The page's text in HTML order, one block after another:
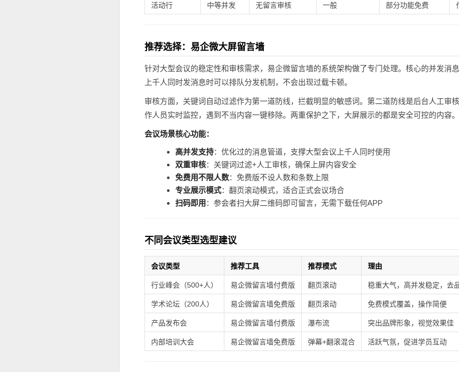
活动行 中等并发 无留言审核 一般 部分功能免费
推荐选择：易企微大屏留言墙
针对大型会议的稳定性和审核需求，易企微留言墙的系统架构做了专门处理。核心的并发消
上千人同时发消息时可以排队分发机制，不会出现过载卡顿。
审核方面，关键词自动过滤作为第一道防线，拦截明显的敏感词。第二道防线是后台人工审
作人员实时监控，遇到不当内容一键移除。两重保护之下，大屏展示的都是安全可控的内容。
会议场景核心功能：
高并发支持：优化过的消息管道，支撑大型会议上千人同时使用
双重审核：关键词过滤+人工审核，确保上屏内容安全
免费用不限人数：免费版不设人数和条数上限
专业展示模式：翻页滚动模式，适合正式会议场合
扫码即用 ：参会者扫大屏二维码即可留言，无需下载任何APP
不同会议类型选型建议
会议类型 推荐工具 推荐模式 理由
行业峰会（500+人） 易企微留言墙付费版 翻页滚动 稳重大气，高并发稳定，去
学术论坛（200人） 易企微留言墙免费版 翻页滚动 免费模式覆盖，操作简便
产品发布会 易企微留言墙付费版 瀑布流 突出品牌形象，视觉效果佳
内部培训大会 易企微留言墙免费版 弹幕+翻滚混合 活跃气氛，促进学员互动